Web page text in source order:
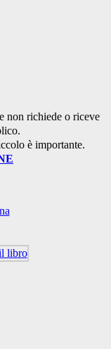
non richiede o riceve
è importante.